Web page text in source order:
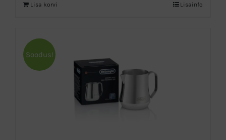
Lisa korvi Lisainfo
Soodus!